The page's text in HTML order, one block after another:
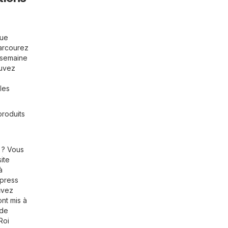
Vous
mis à